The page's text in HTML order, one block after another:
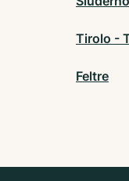
Tirolo -
Feltre